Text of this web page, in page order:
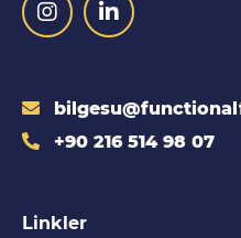
+90 216 514 98 07
Linkler